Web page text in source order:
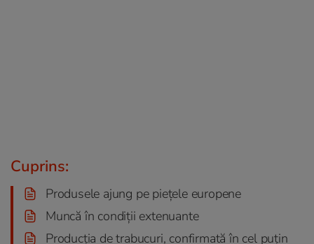
Cuprins:
Produsele ajung pe piețele europene
Muncă în condiții extenuante
Producția de trabucuri, confirmată în cel puțin